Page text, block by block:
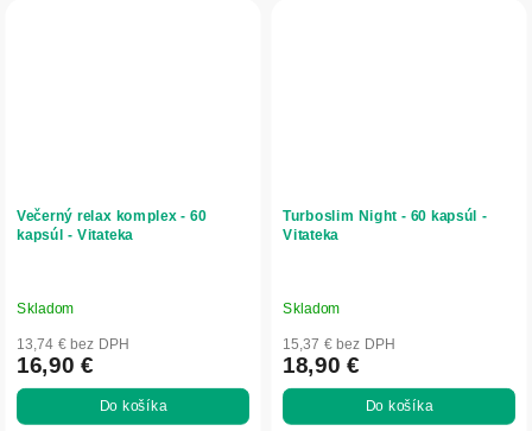
Večerný relax komplex - 60
kapsúl - Vitateka
Skladom
13,74 € bez DPH
16,90 €
Do košíka
Turboslim Night - 60 kapsúl -
Vitateka
Skladom
15,37 € bez DPH
18,90 €
Do košíka